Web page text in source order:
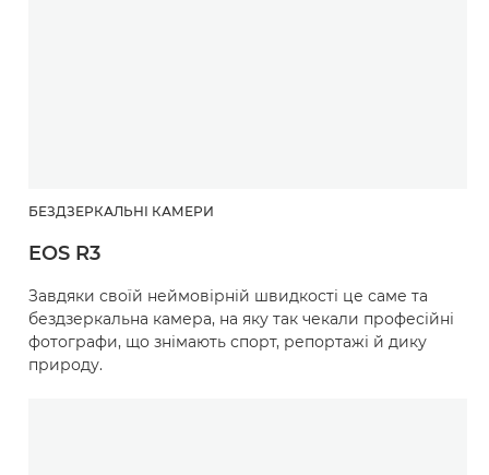
БЕЗДЗЕРКАЛЬНІ КАМЕРИ
EOS R3
Завдяки своїй неймовірній швидкості це саме та
бездзеркальна камера, на яку так чекали професійні
фотографи, що знімають спорт, репортажі й дику
природу.